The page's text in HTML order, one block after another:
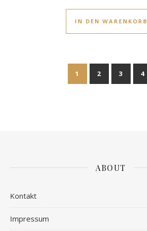
IN DEN WARENKORB
1 2 3 4
ABOUT
Kontakt
Impressum